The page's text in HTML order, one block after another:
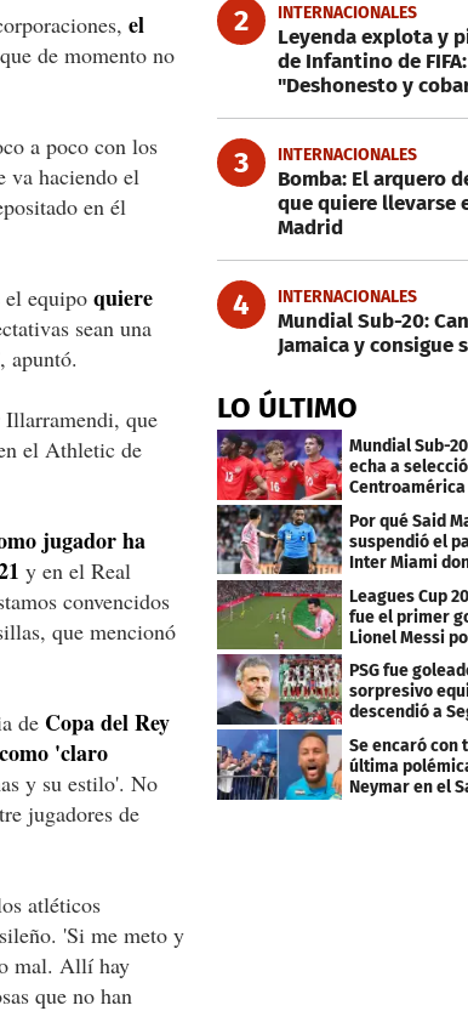
el
de momento no
a poco con los
va haciendo el
en él
el equipo quiere
sean una
apuntó.
Illarramendi, que
el Athletic de
jugador ha
y en el Real
convencidos
que mencionó
de Copa del Rey
'claro
y su estilo'. No
jugadores de
atléticos
'Si me meto y
mal. Allí hay
que no han
2 INTERNACIONALES
Leyenda explota y
de Infantino de FIFA:
"Deshonesto y
3 INTERNACIONALES
Bomba: El arquero
que quiere llevarse
Madrid
4 INTERNACIONALES
Mundial Sub-20:
Jamaica y consigue
LO ÚLTIMO
Mundial Sub-
echa a
Centroamérica
Por qué Said
suspendió el
Inter Miami
Leagues Cup
fue el primer
Lionel Messi
Mundial
PSG fue
sorpresivo
descendió a
Se encaró con
última
Neymar en el